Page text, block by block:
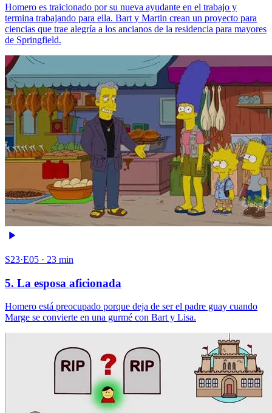
Homero es traicionado por su nueva ayudante en el trabajo y
termina trabajando para ella. Bart y Martin crean un proyecto para
ciencias que trae alegría a los ancianos de la residencia para mayores
de Springfield.
S23·E05 · 23 min
5. La esposa aficionada
Homero está preocupado porque deja de ser el padre guay cuando
Marge se convierte en una gurmé con Bart y Lisa.